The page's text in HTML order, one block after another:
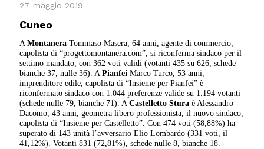
27 maggio 2019
Cuneo
AMontanera Tommaso Masera, 64 anni, agente di commercio,
capolista di “progettomontanera.com”, si riconferma sindaco per il
settimo mandato, con 362 voti validi (votanti 435 su 626, schede
bianche 37, nulle 36). APianfei Marco Turco, 53 anni,
imprenditore edile, capolista di “Insieme per Pianfei” è
riconfermato sindaco con 1.044 preferenze valide su 1.194 votanti
(schede nulle 79, bianche 71). ACastelletto Stura è Alessandro
Dacomo, 43 anni, geometra libero professionista, il nuovo sindaco,
capolista di “Insieme per Castelletto”. Con 474 voti (58,88%) ha
superato di 143 unità l’avversario Elio Lombardo (331 voti, il
41,12%). Votanti 831 (72,81%), schede nulle 8, bianche 18.